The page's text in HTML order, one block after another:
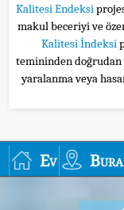
Kalitesi Endeksi
makul beceriyi ve
Kalitesi İndeksi
temininden doğrudan
yaralanma veya
Ev